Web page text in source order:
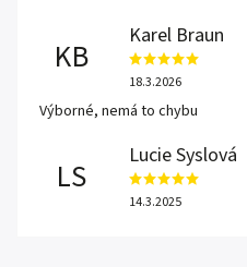
KB
Karel Braun
18.3.2026
Výborné, nemá to chybu
LS
Lucie Syslová
14.3.2025